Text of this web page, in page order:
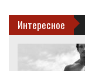
Интересное